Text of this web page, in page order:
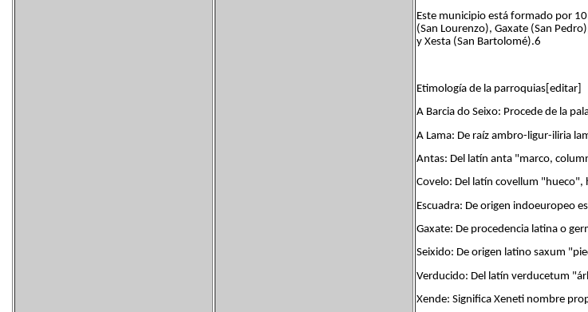
Este municipio está formado por
(San Lourenzo), Gaxate (San
y Xesta (San Bartolomé).6​
Etimología de la parroquias[editar]
A Barcia do Seixo: Procede de la
A Lama: De raíz ambro-ligur-iliria
Antas: Del latín anta "marco,
Covelo: Del latín covellum "hueco",
Escuadra: De origen indoeuropeo
Gaxate: De procedencia latina o
Seixido: De origen latino saxum
Verducido: Del latín verducetum
Xende: Significa Xeneti nombre